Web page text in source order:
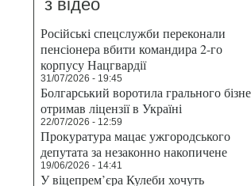
з відео
Російські спецслужби переконали
пенсіонера вбити командира 2-го
корпусу Нацгвардії
31/07/2026 - 19:45
Болгарський воротила грального
отримав ліцензії в Україні
22/07/2026 - 12:59
Прокуратура мацає ужгородського
депутата за незаконно накопичене
19/06/2026 - 14:41
У віцепрем’єра Кулеби хочуть